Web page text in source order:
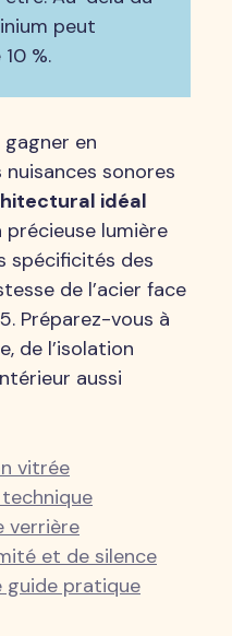
peut
%.
en
sonores
idéal
lumière
spécificités des
de l’acier face
Préparez-vous à
de l’isolation
aussi
vitrée
verrière
et de silence
guide pratique